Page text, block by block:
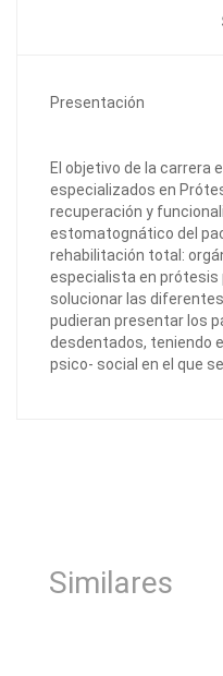
Presentación
El objetivo de la carrera
especializados en
recuperación y
estomatognático del
rehabilitación total:
especialista en prótesis
solucionar las
pudieran presentar los
desdentados, teniendo
psico- social en el que
Similares